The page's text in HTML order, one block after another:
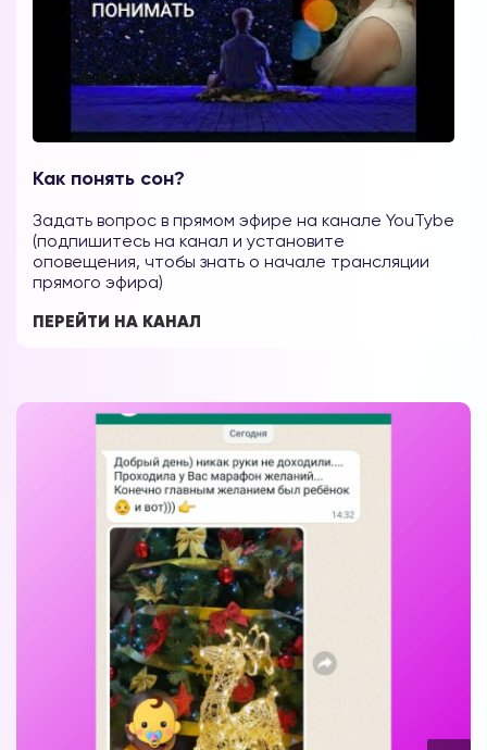
Как понять сон?
Задать вопрос в прямом эфире на канале YouTybe
(подпишитесь на канал и установите
оповещения, чтобы знать о начале трансляции
прямого эфира)
ПЕРЕЙТИ НА КАНАЛ